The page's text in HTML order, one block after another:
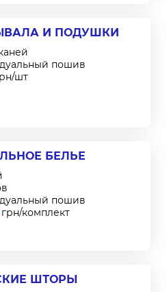
И ПОДУШКИ
пошив
шт
БЕЛЬЕ
пошив
грн/комплект
ШТОРЫ